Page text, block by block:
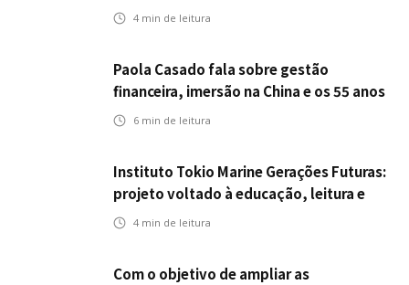
errado
4 min de leitura
Paola Casado fala sobre gestão
financeira, imersão na China e os 55 anos
da ENS
6 min de leitura
Instituto Tokio Marine Gerações Futuras:
projeto voltado à educação, leitura e
empregabilidade
4 min de leitura
Com o objetivo de ampliar as